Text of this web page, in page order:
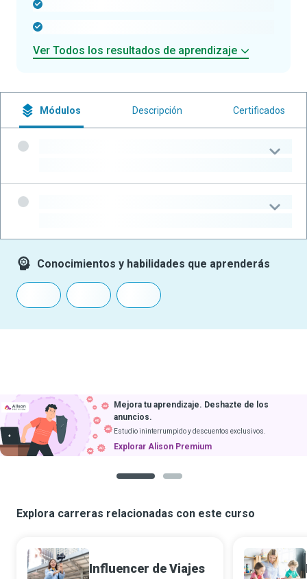
Ver Todos los resultados de aprendizaje
Módulos Descripción Certificados
Conocimientos y habilidades que aprenderás
Mejora tu aprendizaje. Deshazte de los
anuncios.
Estudio ininterrumpido y descuentos exclusivos.
Explorar Alison Premium
Explora carreras relacionadas con este curso
Influencer de Viajes